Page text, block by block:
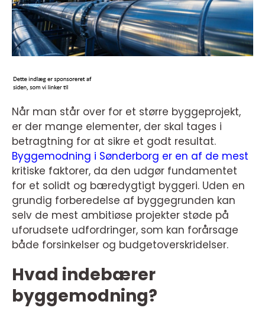
Når man står over for et større byggeprojekt,
er der mange elementer, der skal tages i
betragtning for at sikre et godt resultat.
Byggemodning i Sønderborg er en af de mest
kritiske faktorer, da den udgør fundamentet
for et solidt og bæredygtigt byggeri. Uden en
grundig forberedelse af byggegrunden kan
selv de mest ambitiøse projekter støde på
uforudsete udfordringer, som kan forårsage
både forsinkelser og budgetoverskridelser.
Hvad indebærer
byggemodning?